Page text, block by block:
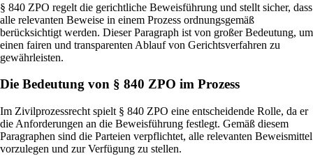
§ 840 ZPO regelt die gerichtliche Beweisführung und stellt sicher, dass
alle relevanten Beweise in einem Prozess ordnungsgemäß
berücksichtigt werden. Dieser Paragraph ist von großer Bedeutung, um
einen fairen und transparenten Ablauf von Gerichtsverfahren zu
gewährleisten.
Die Bedeutung von § 840 ZPO im Prozess
Im Zivilprozessrecht spielt § 840 ZPO eine entscheidende Rolle, da er
die Anforderungen an die Beweisführung festlegt. Gemäß diesem
Paragraphen sind die Parteien verpflichtet, alle relevanten Beweismittel
vorzulegen und zur Verfügung zu stellen.